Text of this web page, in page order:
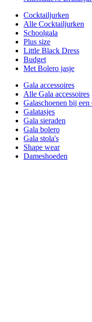
Cocktailjurken
Alle Cocktailjurken
Schoolgala
Plus size
Little Black Dress
Budget
Met Bolero jasje
Gala accessoires
Alle Gala accessoires
Galaschoenen bij
Galatasjes
Gala sieraden
Gala bolero
Gala stola's
Shape wear
Dameshoeden